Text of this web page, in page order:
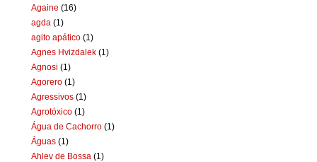
Againe (16)
agda (1)
agito apático (1)
Agnes Hvizdalek (1)
Agnosi (1)
Agorero (1)
Agressivos (1)
Agrotóxico (1)
Água de Cachorro (1)
Águas (1)
Ahlev de Bossa (1)